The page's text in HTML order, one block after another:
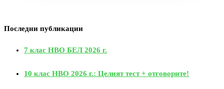
Последни публикации
7 клас НВО БЕЛ 2026 г.
10 клас НВО 2026 г.: Целият тест + отговорите!